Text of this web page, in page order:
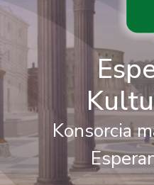
Konsorcia